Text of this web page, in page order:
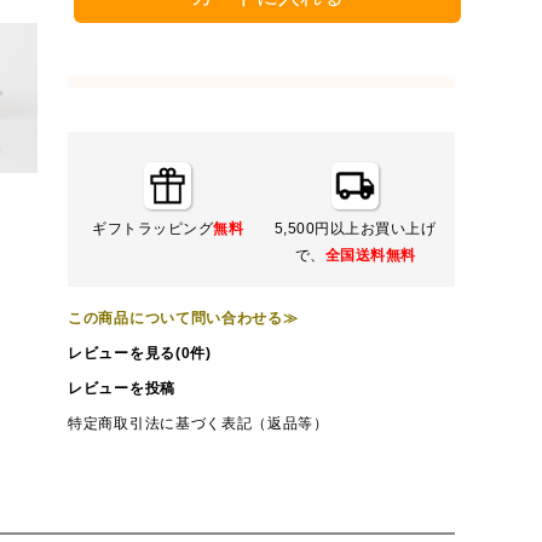
ギフトラッピング無料
5,500円以上お買い上げ
で、 全国送料無料
この商品について問い合わせる≫
レビューを見る(0件)
レビューを投稿
特定商取引法に基づく表記（返品等）